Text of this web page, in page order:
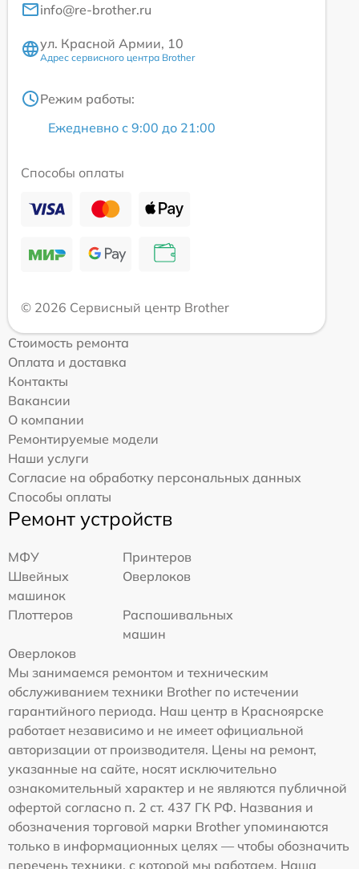
info@re-brother.ru
ул. Красной Армии, 10
Адрес сервисного центра Brother
Режим работы:
Ежедневно с 9:00 до 21:00
Способы оплаты
© 2026 Сервисный центр Brother
Стоимость ремонта
Оплата и доставка
Контакты
Вакансии
О компании
Ремонтируемые модели
Наши услуги
Согласие на обработку персональных данных
Способы оплаты
Ремонт устройств
МФУ
Принтеров
Швейных
машинок
Оверлоков
Плоттеров
Распошивальных
машин
Оверлоков
Мы занимаемся ремонтом и техническим
обслуживанием техники Brother по истечении
гарантийного периода. Наш центр в Красноярске
работает независимо и не имеет официальной
авторизации от производителя. Цены на ремонт,
указанные на сайте, носят исключительно
ознакомительный характер и не являются публичной
офертой согласно п. 2 ст. 437 ГК РФ. Названия и
обозначения торговой марки Brother упоминаются
только в информационных целях — чтобы обозначить
перечень техники, с которой мы работаем. Наша